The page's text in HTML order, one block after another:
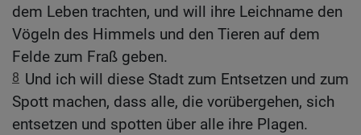
dem Leben trachten, und will ihre Leichname den
Vögeln des Himmels und den Tieren auf dem
Felde zum Fraß geben.
8 Und ich will diese Stadt zum Entsetzen und zum
Spott machen, dass alle, die vorübergehen, sich
entsetzen und spotten über alle ihre Plagen.